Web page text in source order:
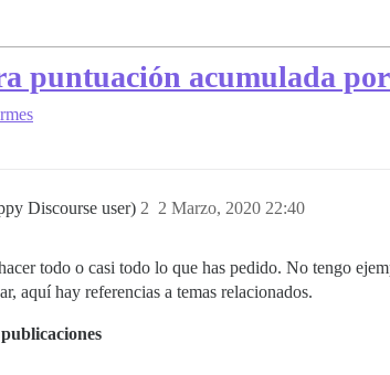
puntuación acumulada
Discourse user) 2 Marzo, 2020 22:40
2
todo o casi todo lo que has pedido. No tengo
aquí hay referencias a temas relacionados.